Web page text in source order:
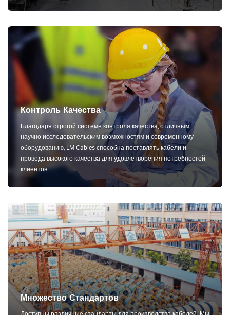
Контроль Качества
Благодаря строгой системе контроля качества, отличным
научно-исследовательским возможностям и современному
оборудованию, LM Cables способна поставлять кабели и
провода высокого качества для удовлетворения потребностей
клиентов.
Множество Стандартов